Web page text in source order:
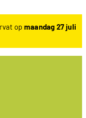
op maandag 27 juli